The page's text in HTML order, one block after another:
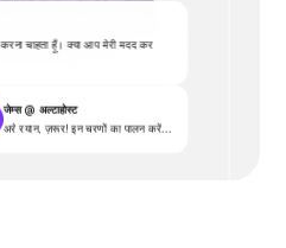
चाहता हूँ। क्या आप मेरी मदद कर
जेम्स @ अल्टाहोस्ट
अरे रयान, ज़रूर! इन चरणों का पालन करें...